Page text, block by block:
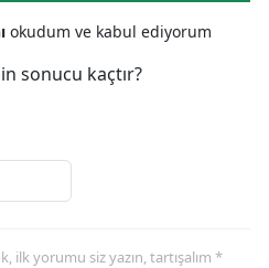
okudum ve kabul ediyorum
sonucu kaçtır?
ilk yorumu siz yazın, tartışalım *